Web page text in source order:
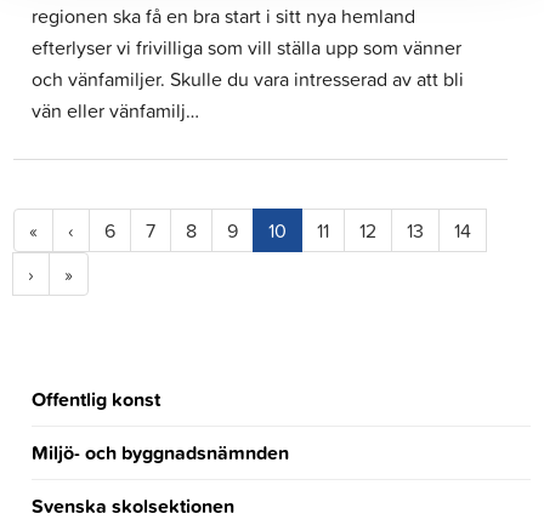
regionen ska få en bra start i sitt nya hemland
efterlyser vi frivilliga som vill ställa upp som vänner
och vänfamiljer. Skulle du vara intresserad av att bli
vän eller vänfamilj…
« ‹ 6 7 8 9 10 (current)
11 12 13
14
›
»
Offentlig konst
Miljö- och byggnadsnämnden
Svenska skolsektionen